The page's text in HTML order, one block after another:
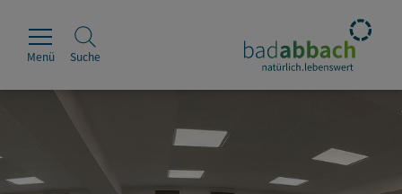
Rathaus
Erleben
Menü Suche